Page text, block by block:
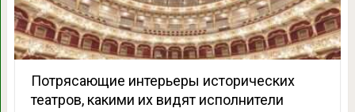
Потрясающие интерьеры исторических
театров, какими их видят исполнители